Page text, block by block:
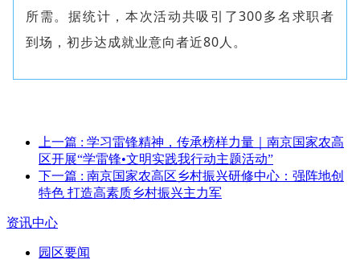
所需。据统计，本次活动共吸引了300多名求职者
到场，初步达成就业意向者近80人。
上一篇 : 学习雷锋精神，传承榜样力量｜南京国家农高
区开展“学雷锋•文明实践我行动主题活动”
下一篇 : 南京国家农高区乡村振兴研修中心：强阵地创
特色 打造高素质乡村振兴主力军
资讯中心
园区要闻